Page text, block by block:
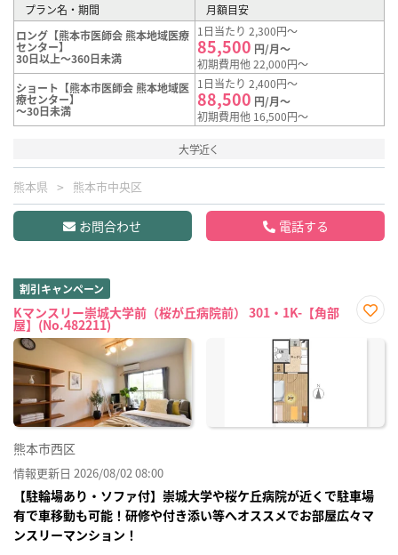
プラン名・期間
月額目安
ロング【熊本市医師会 熊本地域医療
センター】
30日以上～360日未満
1日当たり 2,300円～
85,500 円/月～
初期費用他 22,000円～
ショート【熊本市医師会 熊本地域医
療センター】
～30日未満
1日当たり 2,400円～
88,500 円/月～
初期費用他 16,500円～
大学近く
熊本県 熊本市中央区
お問合わせ 電話する
割引キャンペーン
Kマンスリー崇城大学前（桜が丘病院前） 301・1K-【角部
屋】(No.482211)
に入
熊本市西区
情報更新日 2026/08/02 08:00
【駐輪場あり・ソファ付】崇城大学や桜ケ丘病院が近くで駐車場
有で車移動も可能！研修や付き添い等へオススメでお部屋広々マ
ンスリーマンション！